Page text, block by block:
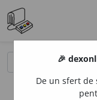
🎉
De un sfert de